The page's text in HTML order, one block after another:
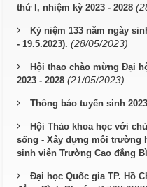
thứ I, nhiệm kỳ 2023 - 2028
Kỷ niệm 133 năm ngày
- 19.5.2023). (28/05/2023)
Hội thao chào mừng Đại
2023 - 2028 (21/05/2023)
Thông báo tuyển sinh 2023
Hội Thảo khoa học với
sống - Xây dựng môi trường
sinh viên Trường Cao đẳng
Đại học Quốc gia TP. Hồ